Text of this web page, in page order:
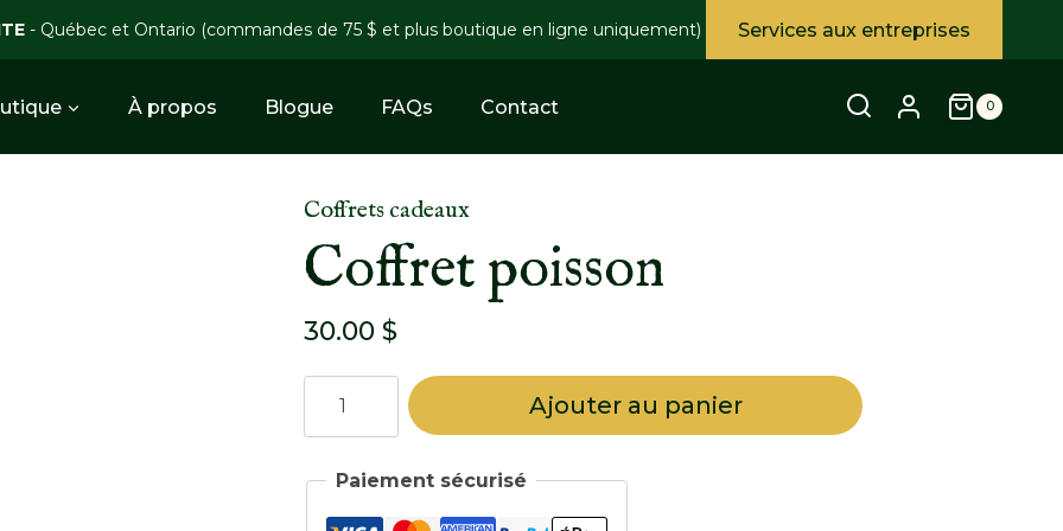
- Québec et Ontario (commandes de 75 $ et plus boutique en ligne uniquement) Services aux entreprises
À propos Blogue FAQs Contact 0
Coffrets cadeaux
Coffret poisson
30.00 $
poisson
Ajouter au panier
Paiement sécurisé